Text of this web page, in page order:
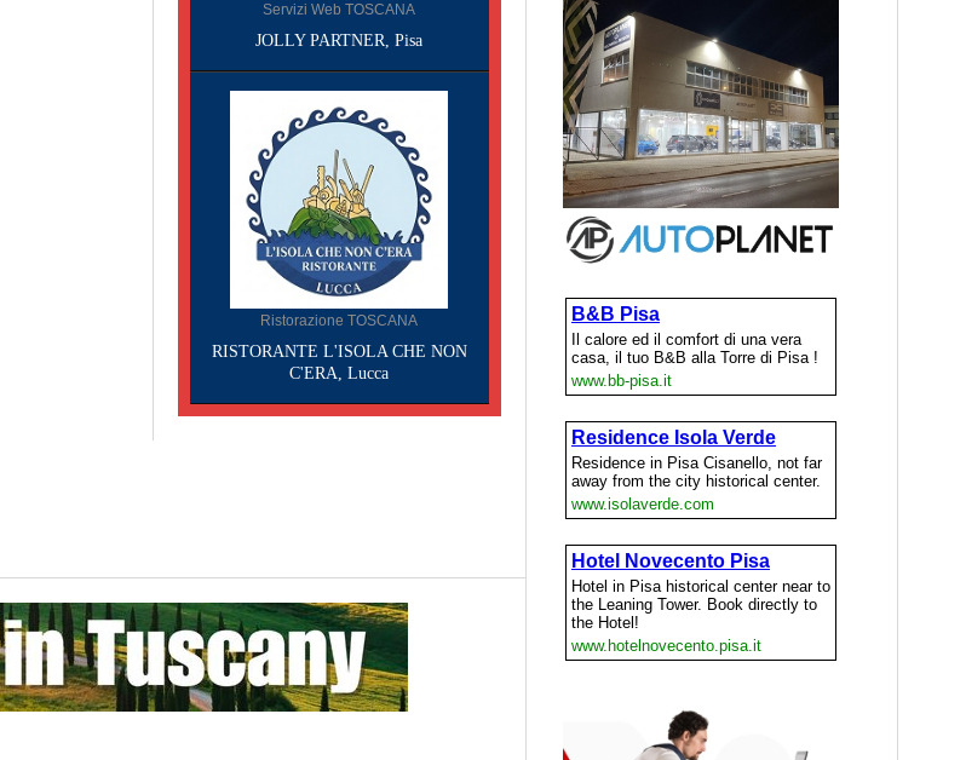
Servizi Web TOSCANA
JOLLY PARTNER, Pisa
Ristorazione TOSCANA
RISTORANTE L'ISOLA CHE NON
C'ERA, Lucca